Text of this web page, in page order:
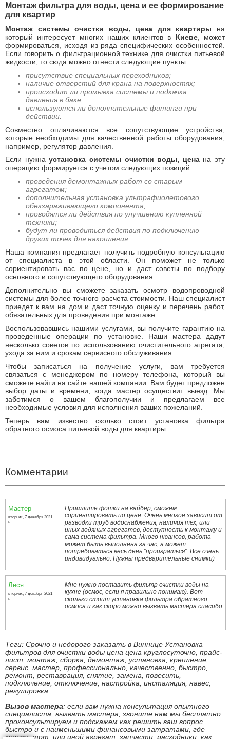
Монтаж фильтра для воды, цена и ее формирование
для квартир
Монтаж системы очистки воды, цена для квартиры на
который интересует многих наших клиентов в Киеве, может
формироваться, исходя из ряда специфических особенностей.
Если говорить о фильтрационной технике для очистки питьевой
жидкости, то сюда можно отнести следующие пункты:
присутствие специальных переходников;
наличие отверстий для крана на поверхностях;
происходит ли промывка системы и подкачка
давления в баке;
используются ли дополнительные фитинги при
действии.
Совместно оплачиваются все сопутствующие устройства,
которые необходимы для качественной работы оборудования,
например, регулятор давления.
Если нужнаустановка системы очистки воды, ценана эту
операцию формируется с учетом следующих позиций:
проведения демонтажных работ со старым
агрегатом;
дополнительная установка ультрафиолетового
обеззараживающего компонента;
проводятся ли действия по улучшению купленной
техники;
будут ли проводиться действия по подключению
других точек для накопления.
Наша компания предлагает получить подробную консультацию
от специалиста в этой области. Он поможет не только
сориентировать вас по цене, но и даст советы по подбору
основного и сопутствующего оборудования.
Дополнительно вы сможете заказать осмотр водопроводной
системы для более точного расчета стоимости. Наш специалист
приедет к вам на дом и даст точную оценку и перечень работ,
обязательных для проведения при монтаже.
Воспользовавшись нашими услугами, вы получите гарантию на
проведенные операции по установке. Наши мастера дадут
несколько советов по использованию очистительного агрегата,
ухода за ним и срокам сервисного обслуживания.
Чтобы записаться на получение услуги, вам требуется
связаться с менеджером по номеру телефона, который вы
сможете найти на сайте нашей компании. Вам будет предложен
выбор даты и времени, когда мастер осуществит выезд. Мы
заботимся о вашем благополучии и предлагаем все
необходимые условия для исполнения ваших пожеланий.
Теперь вам известно сколько стоит установка фильтра
обратного осмоса питьевой воды для квартиры.
Комментарии
Мастер
вторник, 7 декабря 2021
г.
Пришлите фотки на вайбер, сможем
сориентировать по цене. Очень многое зависит от
разводки труб водоснабжения, наличия тех, или
иных водяных агрегатов, доступность к монтажу и
сама система фильтра. Много нюансов, работа
может быть выполнена за час, а может
потребоваться весь день "проиграться". Все очень
индивидуально. Нужны предварительные снимки)
Леся
вторник, 7 декабря 2021
г.
Мне нужно поставить фильтр очистки воды на
кухне (осмос, если я правильно понимаю). Вот
сколько стоит установка фильтра обратного
осмоса и как скоро можно вызвать мастера спасибо
Теги: Срочно и недорого заказать в Виннице Установка
фильтров для очистки воды цена цена круглосуточно, прайс-
лист, монтаж, сборка, демонтаж, установка, крепление,
сервис, мастер, профессионально, качественно, быстро,
ремонт, реставрация, снятие, замена, повесить,
подключение, отключение, настройка, инсталяция, навес,
регулировка.
Вызов мастера: если вам нужна консультация опытного
специалиста, вызвать мастера, звоните нам мы бесплатно
проконсультируем и подскажем как решить ваш вопрос
быстро и с наименьшими финансовыми затратами, где
купить тот, или иной агрегат, запчасти, расходники, как